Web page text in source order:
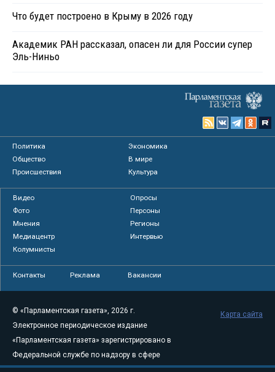
Что будет построено в Крыму в 2026 году
Академик РАН рассказал, опасен ли для России супер
Эль-Ниньо
Политика
Экономика
Общество
В мире
Происшествия
Культура
Видео
Опросы
Фото
Персоны
Мнения
Регионы
Медиацентр
Интервью
Колумнисты
Контакты Реклама Вакансии
© «Парламентская газета», 2026 г.
Электронное периодическое издание
«Парламентская газета» зарегистрировано в
Федеральной службе по надзору в сфере
связи, информационных технологий и
Карта сайта